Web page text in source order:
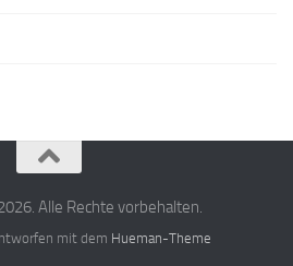
Alle Rechte vorbehalten.
mit dem Hueman-Theme